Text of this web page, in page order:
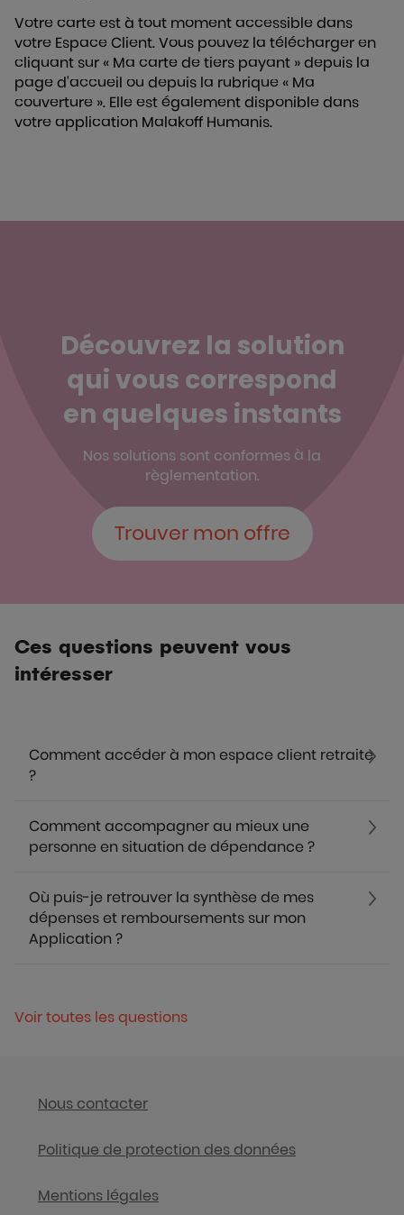
Votre carte est à tout moment accessible dans
votre Espace Client. Vous pouvez la télécharger en
cliquant sur « Ma carte de tiers payant »depuis la
page d'accueil ou depuis la rubrique « Ma
couverture ». Elle est également disponible dans
votre application Malakoff Humanis.
Découvrez la solution
qui vous correspond
en quelques instants
Nos solutions sont conformes à la
règlementation.
Trouver mon offre
Ces questions peuvent vous
intéresser
Comment accéder à mon espace client retraite
?
Comment accompagner au mieux une
personne en situation de dépendance ?
Où puis-je retrouver la synthèse de mes
dépenses et remboursements sur mon
Application ?
Voir toutes les questions
Nous contacter
Politique de protection des données
Mentions légales